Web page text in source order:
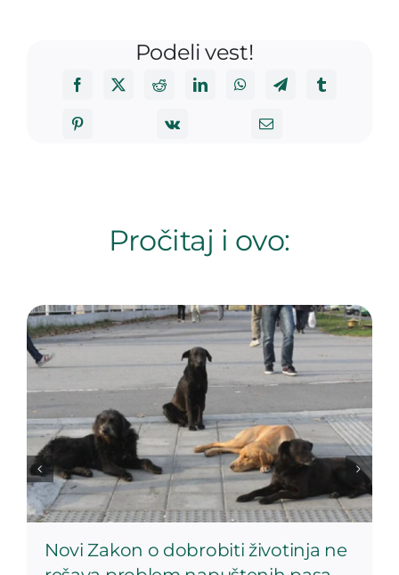
Podeli vest!
Pročitaj i ovo:
Novi Zakon o dobrobiti životinja ne